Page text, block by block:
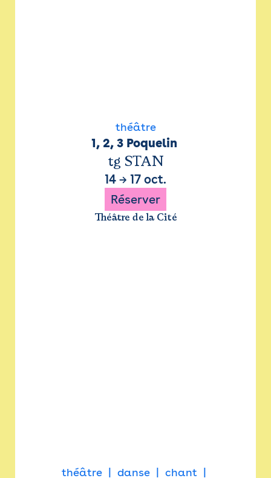
théâtre
1, 2, 3 Poquelin
tg STAN
14 → 17 oct.
Réserver
Théâtre de la Cité
théâtre danse
chant